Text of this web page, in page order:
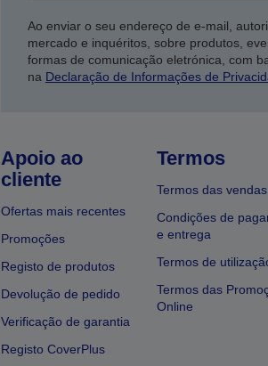
Ao enviar o seu endereço de e-mail,
mercado e inquéritos, sobre produtos,
formas de comunicação eletrónica, com
na Declaração de Informações de
Apoio ao
cliente
Ofertas mais recentes
Promoções
Registo de produtos
Devolução de pedido
Verificação de garantia
Registo CoverPlus
Termos
Termos das vendas
Condições de
e entrega
Termos de
Termos das
Online